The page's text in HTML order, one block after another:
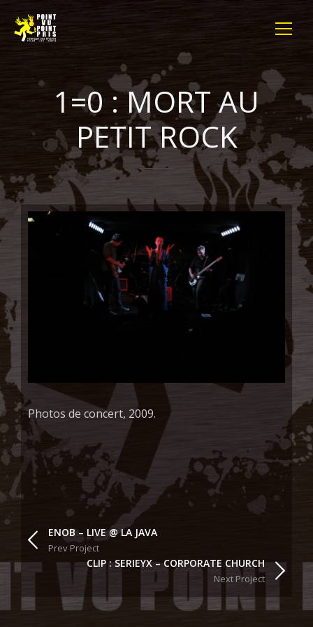
1=0 : MORT AU
PETIT ROCK
Photos de concert, 2009.
ENOB – LIVE @ LA JAVA
Prev Project
CLIP : SERIEYX – CORPORATE CHURCH
Next Project